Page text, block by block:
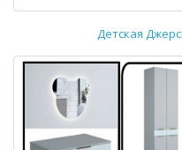
Детская